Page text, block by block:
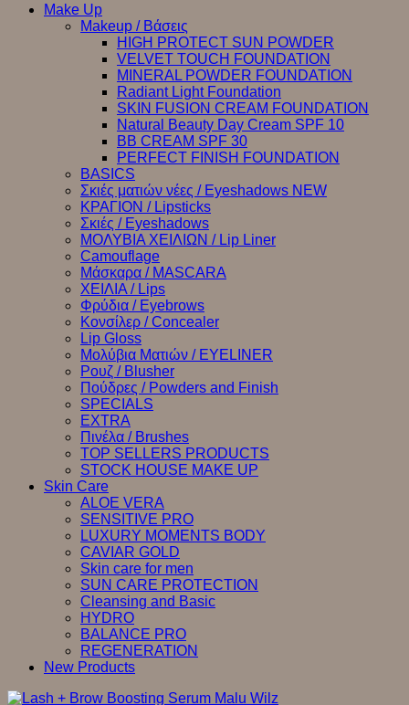
Make Up
Makeup / Βάσεις
HIGH PROTECT SUN POWDER
VELVET TOUCH FOUNDATION
MINERAL POWDER FOUNDATION
Radiant Light Foundation
SKIN FUSION CREAM FOUNDATION
Natural Beauty Day Cream SPF 10
BB CREAM SPF 30
PERFECT FINISH FOUNDATION
BASICS
Σκιές ματιών νέες / Eyeshadows NEW
ΚΡΑΓΙΟΝ / Lipsticks
Σκιές / Eyeshadows
ΜΟΛΥΒΙΑ ΧΕΙΛΙΩΝ / Lip Liner
Camouflage
Μάσκαρα / MASCARA
ΧΕΙΛΙΑ / Lips
Φρύδια / Eyebrows
Κονσίλερ / Concealer
Lip Gloss
Μολύβια Ματιών / EYELINER
Ρουζ / Blusher
Πούδρες / Powders and Finish
SPECIALS
EXTRA
Πινέλα / Brushes
TOP SELLERS PRODUCTS
STOCK HOUSE MAKE UP
Skin Care
ALOE VERA
SENSITIVE PRO
LUXURY MOMENTS BODY
CAVIAR GOLD
Skin care for men
SUN CARE PROTECTION
Cleansing and Basic
HYDRO
BALANCE PRO
REGENERATION
New Products